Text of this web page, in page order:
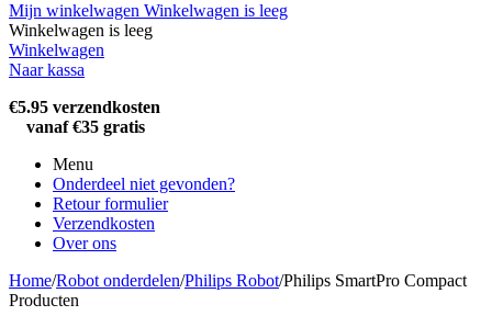
Mijn winkelwagen Winkelwagen is leeg
Winkelwagen is leeg
Winkelwagen
Naar kassa
€5.95 verzendkosten
vanaf €35 gratis
Menu
Onderdeel niet gevonden?
Retour formulier
Verzendkosten
Over ons
Home/Robot onderdelen/Philips Robot/Philips SmartPro Compact
Producten